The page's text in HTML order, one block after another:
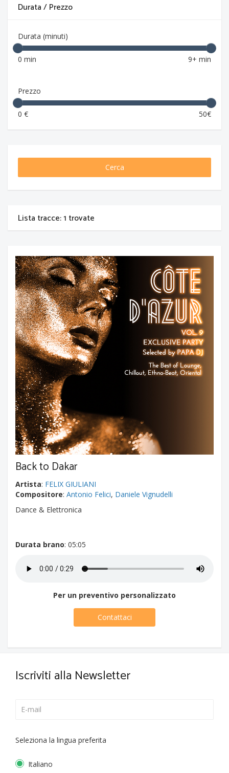
Durata / Prezzo
Durata (minuti)
0 min 9+ min
Prezzo
0 € 50€
Cerca
Lista tracce: 1 trovate
Back to Dakar
Artista: FELIX GIULIANI
Compositore: Antonio Felici, Daniele Vignudelli
Dance & Elettronica
Durata brano: 05:05
Per un preventivo personalizzato
Contattaci
Iscriviti alla Newsletter
Seleziona la lingua preferita
Italiano